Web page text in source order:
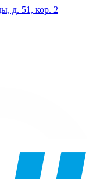
д. 51, кор. 2